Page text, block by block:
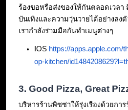
ร้องขอหรือส่งของให้กันตลอดเวลา
บันเทิงและความวุ่นวายได้อย่างลง
เรากำลังร่วมมือกันทำเมนูต่างๆ
IOS https://apps.apple.com/
op-kitchen/
3. Good Pizza, Great
บริหารร้านพิซซ่าให้รุ่งเรืองด้วยกา